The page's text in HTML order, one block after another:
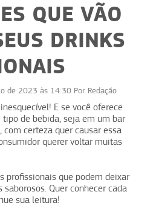
QUE VÃO
DRINKS
de 2023 às 14:30 Por Redação
E se você oferece
de bebida, seja em um bar
certeza quer causar essa
querer voltar muitas
profissionais que podem deixar
Quer conhecer cada
sua leitura!